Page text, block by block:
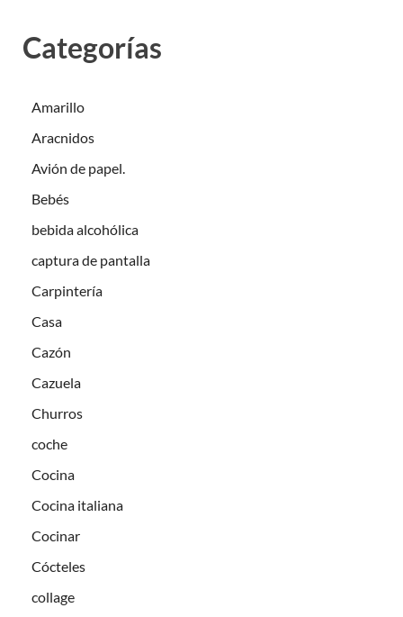
Categorías
Amarillo
Aracnidos
Avión de papel.
Bebés
bebida alcohólica
captura de pantalla
Carpintería
Casa
Cazón
Cazuela
Churros
coche
Cocina
Cocina italiana
Cocinar
Cócteles
collage